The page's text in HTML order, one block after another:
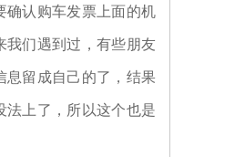
确认购车发票上面的机
我们遇到过，有些朋友
息留成自己的了，结果
法上了，所以这个也是